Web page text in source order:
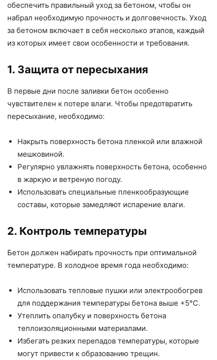
обеспечить правильный уход за бетоном, чтобы он
набрал необходимую прочность и долговечность. Уход
за бетоном включает в себя несколько этапов, каждый
из которых имеет свои особенности и требования.
1. Защита от пересыхания
В первые дни после заливки бетон особенно
чувствителен к потере влаги. Чтобы предотвратить
пересыхание, необходимо:
Накрыть поверхность бетона пленкой или влажной
мешковиной.
Регулярно увлажнять поверхность бетона, особенно
в жаркую и ветреную погоду.
Использовать специальные пленкообразующие
составы, которые замедляют испарение влаги.
2. Контроль температуры
Бетон должен набирать прочность при оптимальной
температуре. В холодное время года необходимо:
Использовать тепловые пушки или электрообогрев
для поддержания температуры бетона выше +5°C.
Утеплить опалубку и поверхность бетона
теплоизоляционными материалами.
Избегать резких перепадов температуры, которые
могут привести к образованию трещин.